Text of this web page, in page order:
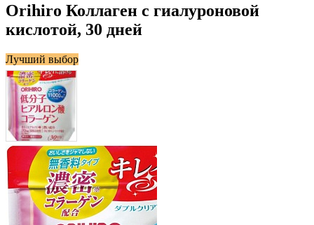
Orihiro Коллаген с гиалуроновой
кислотой, 30 дней
Лучший выбор